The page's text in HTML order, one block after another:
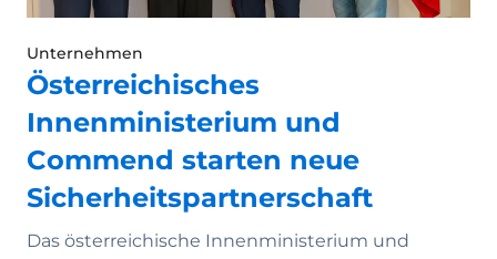
Unternehmen
Österreichisches
Innenministerium und
Commend starten neue
Sicherheitspartnerschaft
Das österreichische Innenministerium und